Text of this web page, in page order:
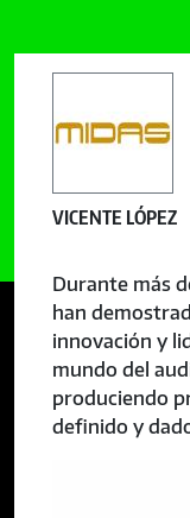
VICENTE LÓPEZ
Durante más
han
innovación y
mundo del
produciendo
definido y